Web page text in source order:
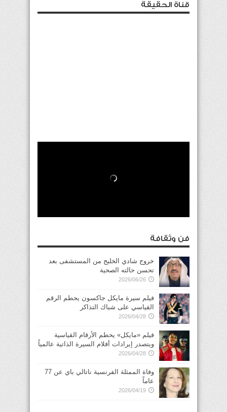
قناة الحقيقة
فن وثقافة
خروج شادي الخليج من المستشفى بعد
تحسن حالته الصحية
2026/06/26
فيلم سيرة مايكل جاكسون يحطم الرقم
القياسي على شباك التذاكر
2026/04/28
فيلم «مايكل» يحطم الأرقام القياسية
ويتصدر إيرادات أفلام السيرة الذاتية عالمياً
2026/04/28
وفاة الممثلة الفرنسية ناتالي باي عن 77
عاماً
2026/04/19